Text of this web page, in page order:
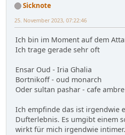
Sicknote
25. November 2023, 07:22:46
Ich bin im Moment auf dem
Ich trage gerade sehr oft
Ensar Oud - Iria Ghalia
Bortnikoff - oud monarch
Oder sultan pashar - cafe
Ich empfinde das ist irgendwie
Dufterlebnis. Es umgibt einem
wirkt für mich irgendwie intimer.